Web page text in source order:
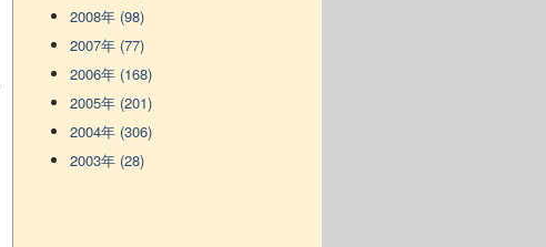
2008年 (98)
2007年 (77)
2006年 (168)
2005年 (201)
2004年 (306)
2003年 (28)